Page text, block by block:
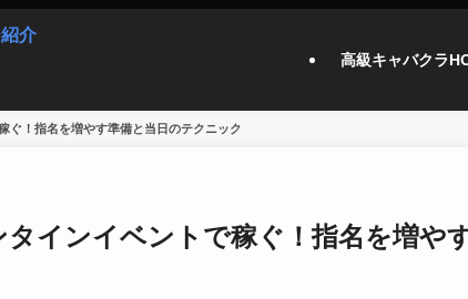
高級キャバクラ
ぐ！指名を増やす準備と当日のテクニック
インイベントで稼ぐ！指名を増や